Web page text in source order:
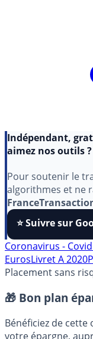
aimez nos outils ?
Pour soutenir le
algorithmes et ne
⭐️ Suivre sur
Coronavirus -
Placement sans
🎁 Bon plan